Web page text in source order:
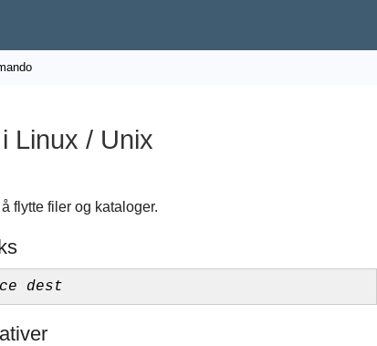
Linux / Unix
flytte filer og kataloger.
dest